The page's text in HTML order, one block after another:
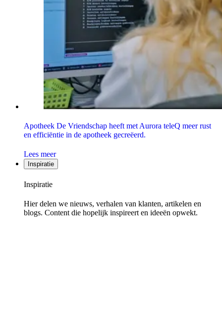
Apotheek De Vriendschap heeft met Aurora teleQ meer rust
en efficiëntie in de apotheek gecreëerd.
Lees meer
Inspiratie
Inspiratie
Hier delen we nieuws, verhalen van klanten, artikelen en
blogs. Content die hopelijk inspireert en ideeën opwekt.